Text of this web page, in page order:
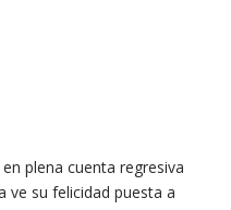
plena cuenta regresiva
ve su felicidad puesta a